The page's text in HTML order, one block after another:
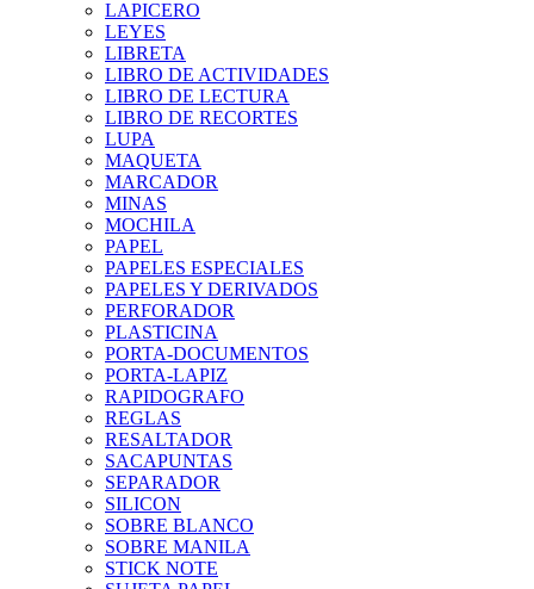
LAPICERO
LEYES
LIBRETA
LIBRO DE ACTIVIDADES
LIBRO DE LECTURA
LIBRO DE RECORTES
LUPA
MAQUETA
MARCADOR
MINAS
MOCHILA
PAPEL
PAPELES ESPECIALES
PAPELES Y DERIVADOS
PERFORADOR
PLASTICINA
PORTA-DOCUMENTOS
PORTA-LAPIZ
RAPIDOGRAFO
REGLAS
RESALTADOR
SACAPUNTAS
SEPARADOR
SILICON
SOBRE BLANCO
SOBRE MANILA
STICK NOTE